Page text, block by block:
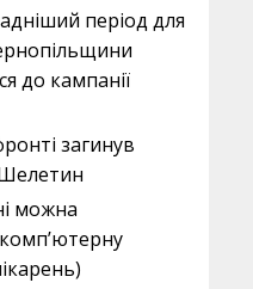
період для
до кампанії
загинув
можна